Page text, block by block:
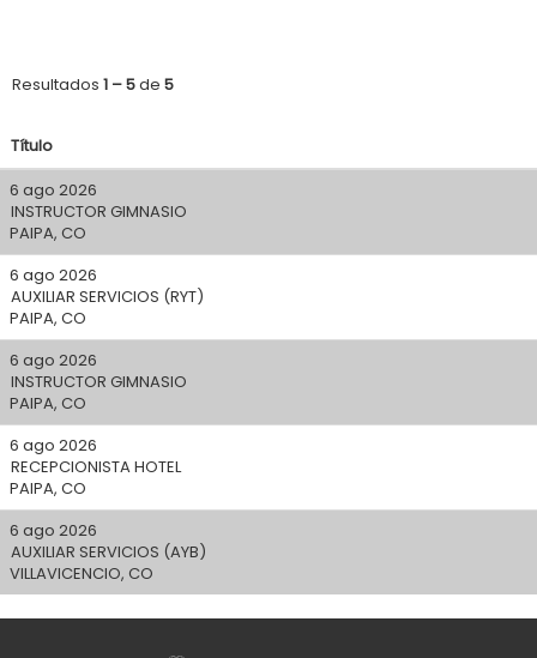
Resultados 1 – 5de 5
Título
6 ago 2026
INSTRUCTOR GIMNASIO
PAIPA, CO
6 ago 2026
AUXILIAR SERVICIOS (RYT)
PAIPA, CO
6 ago 2026
INSTRUCTOR GIMNASIO
PAIPA, CO
6 ago 2026
RECEPCIONISTA HOTEL
PAIPA, CO
6 ago 2026
AUXILIAR SERVICIOS (AYB)
VILLAVICENCIO, CO